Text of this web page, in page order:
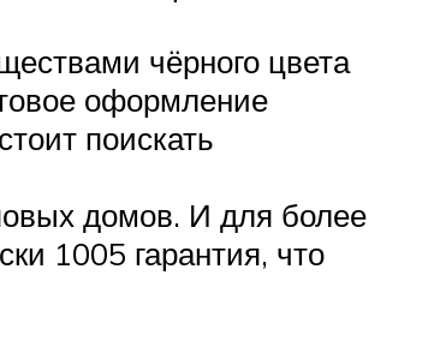
чёрного цвета
оформление
поискать
домов. И для более
1005 гарантия, что